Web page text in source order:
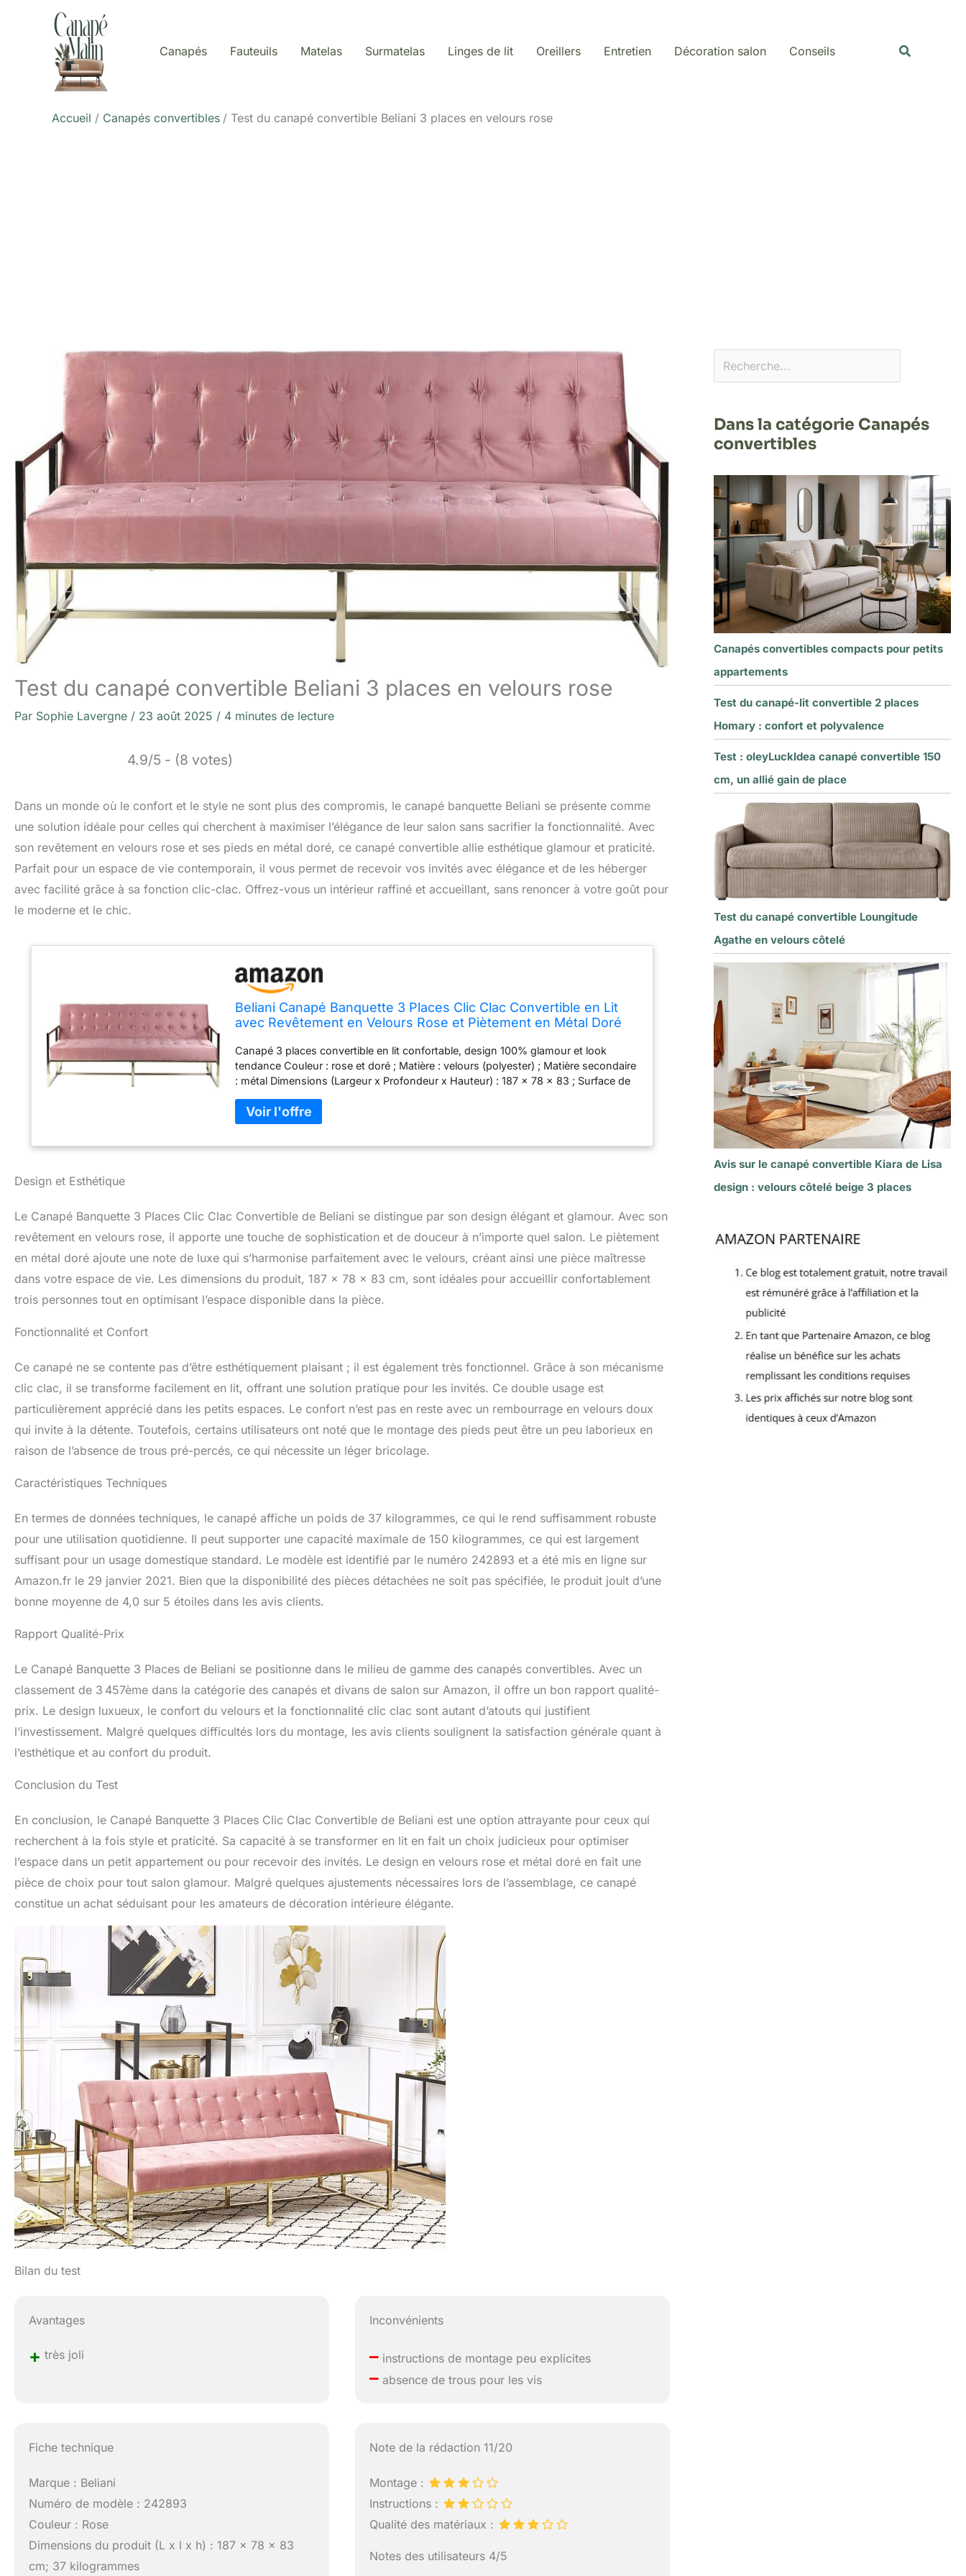
Canapés Fauteuils Matelas Surmatelas Linges de lit Oreillers Entretien Décoration salon Conseils
Accueil Canapés convertibles Test du canapé convertible Beliani 3 places en velours rose
Test du canapé convertible Beliani 3 places en velours rose
Par Sophie Lavergne / 23 août 2025 / 4 minutes de lecture
4.9/5 - (8 votes)
Dans un monde où le confort et le style ne sont plus des compromis, le canapé banquette Beliani se présente comme
une solution idéale pour celles qui cherchent à maximiser l’élégance de leur salon sans sacrifier la fonctionnalité. Avec
son revêtement en velours rose et ses pieds en métal doré, ce canapé convertible allie esthétique glamour et praticité.
Parfait pour un espace de vie contemporain, il vous permet de recevoir vos invités avec élégance et de les héberger
avec facilité grâce à sa fonction clic-clac. Offrez-vous un intérieur raffiné et accueillant, sans renoncer à votre goût pour
le moderne et le chic.
Beliani Canapé Banquette 3 Places Clic Clac Convertible en Lit
avec Revêtement en Velours Rose et Piètement en Métal Doré
Canapé 3 places convertible en lit confortable, design 100% glamour et look
tendance Couleur : rose et doré ; Matière : velours (polyester) ; Matière secondaire
: métal Dimensions (Largeur x Profondeur x Hauteur) : 187 x 78 x 83 ; Surface de
achetez : 1 x canapé convertible ; Préassemblé
Design et Esthétique
Le Canapé Banquette 3 Places Clic Clac Convertible de Beliani se distingue par son design élégant et glamour. Avec son
revêtement en velours rose, il apporte une touche de sophistication et de douceur à n’importe quel salon. Le piètement
en métal doré ajoute une note de luxe qui s’harmonise parfaitement avec le velours, créant ainsi une pièce maîtresse
dans votre espace de vie. Les dimensions du produit, 187 x 78 x 83 cm, sont idéales pour accueillir confortablement
trois personnes tout en optimisant l’espace disponible dans la pièce.
Fonctionnalité et Confort
Ce canapé ne se contente pas d’être esthétiquement plaisant ; il est également très fonctionnel. Grâce à son mécanisme
clic clac, il se transforme facilement en lit, offrant une solution pratique pour les invités. Ce double usage est
particulièrement apprécié dans les petits espaces. Le confort n’est pas en reste avec un rembourrage en velours doux
qui invite à la détente. Toutefois, certains utilisateurs ont noté que le montage des pieds peut être un peu laborieux en
raison de l’absence de trous pré-percés, ce qui nécessite un léger bricolage.
Caractéristiques Techniques
En termes de données techniques, le canapé affiche un poids de 37 kilogrammes, ce qui le rend suffisamment robuste
pour une utilisation quotidienne. Il peut supporter une capacité maximale de 150 kilogrammes, ce qui est largement
suffisant pour un usage domestique standard. Le modèle est identifié par le numéro 242893 et a été mis en ligne sur
Amazon.fr le 29 janvier 2021. Bien que la disponibilité des pièces détachées ne soit pas spécifiée, le produit jouit d’une
bonne moyenne de 4,0 sur 5 étoiles dans les avis clients.
Rapport Qualité-Prix
Le Canapé Banquette 3 Places de Beliani se positionne dans le milieu de gamme des canapés convertibles. Avec un
classement de 3 457ème dans la catégorie des canapés et divans de salon sur Amazon, il offre un bon rapport qualité-
prix. Le design luxueux, le confort du velours et la fonctionnalité clic clac sont autant d’atouts qui justifient
l’investissement. Malgré quelques difficultés lors du montage, les avis clients soulignent la satisfaction générale quant à
l’esthétique et au confort du produit.
Conclusion du Test
En conclusion, le Canapé Banquette 3 Places Clic Clac Convertible de Beliani est une option attrayante pour ceux qui
recherchent à la fois style et praticité. Sa capacité à se transformer en lit en fait un choix judicieux pour optimiser
l’espace dans un petit appartement ou pour recevoir des invités. Le design en velours rose et métal doré en fait une
pièce de choix pour tout salon glamour. Malgré quelques ajustements nécessaires lors de l’assemblage, ce canapé
constitue un achat séduisant pour les amateurs de décoration intérieure élégante.
Bilan du test
Avantages
+ très joli
Inconvénients
– instructions de montage peu explicites
– absence de trous pour les vis
Fiche technique
Marque : Beliani
Numéro de modèle : 242893
Couleur : Rose
Dimensions du produit (L x l x h) : 187 x 78 x 83
cm; 37 kilogrammes
Note de la rédaction 11/20
Montage :
Instructions :
Qualité des matériaux :
Notes des utilisateurs 4/5
Dans la catégorie Canapés
convertibles
Canapés convertibles compacts pour petits
appartements
Test du canapé-lit convertible 2 places
Homary : confort et polyvalence
Test : oleyLuckIdea canapé convertible 150
cm, un allié gain de place
Test du canapé convertible Loungitude
Agathe en velours côtelé
Avis sur le canapé convertible Kiara de Lisa
design : velours côtelé beige 3 places